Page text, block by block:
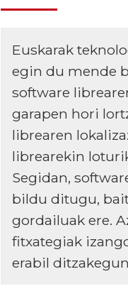
Euskarak
egin du mende
software
garapen hori
librearen
librearekin
Segidan,
bildu ditugu,
gordailuak ere.
fitxategiak
erabil